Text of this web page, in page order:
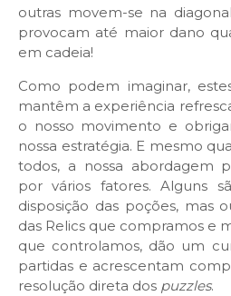
outras movem-se na
provocam até maior dano
em cadeia!
Como podem imaginar,
mantêm a experiência
o nosso movimento e
nossa estratégia. E mesmo
todos, a nossa abordagem
por vários fatores. Alguns
disposição das poções, mas
das Relics que compramos e
que controlamos, dão um
partidas e acrescentam
resolução direta dos puzzles.